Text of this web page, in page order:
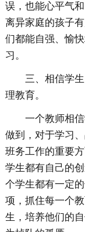
误，也能心平气
离异家庭的孩子
们都能自强、愉
习。
三、相信学
理教育。
一个教师相
做到，对于学习
班务工作的重要
学生都有自己的
个学生都有一定
项，抓住每一个
生，培养他们的